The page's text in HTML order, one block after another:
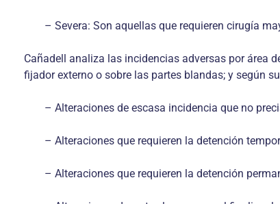
– Severa: Son aquellas que requieren cirugía
Cañadell analiza las incidencias adversas por área
fijador externo o sobre las partes blandas; y según
– Alteraciones de escasa incidencia que no
– Alteraciones que requieren la detención
– Alteraciones que requieren la detención